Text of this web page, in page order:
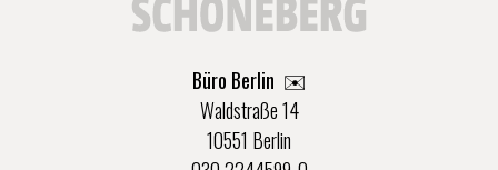
Büro Berlin ✉️
Waldstraße 14
10551 Berlin